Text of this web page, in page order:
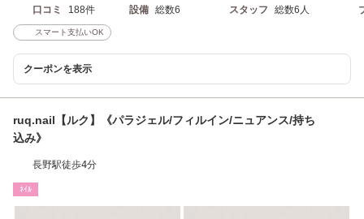
口コミ 188件 設備 総数6 スタッフ 総数6人
スマート支払いOK
クーポンを表示
ruq.nail【ルク】《パラジェル/フィルイン/ニュアンス/持ち
込み》
長野駅徒歩4分
ﾈｲﾙ